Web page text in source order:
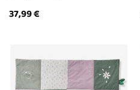
37,99€